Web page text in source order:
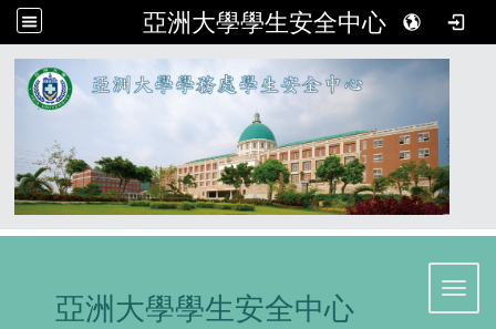
亞洲大學學生安全中心
亞洲大學學生安全中心